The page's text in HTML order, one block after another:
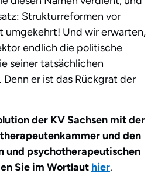
Strukturreformen vor
umgekehrt! Und wir erwarten,
endlich die politische
seiner tatsächlichen
er ist das Rückgrat der
der KV Sachsen mit der
und den
und psychotherapeutischen
Sie im Wortlaut hier.